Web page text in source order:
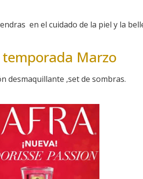
en el cuidado de la piel y la
Marzo
desmaquillante ,set de sombras.